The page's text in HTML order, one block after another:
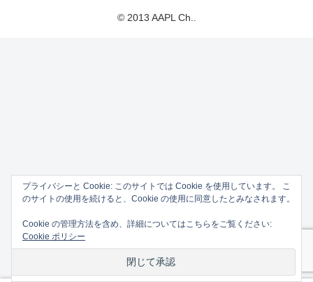
© 2013 AAPL Ch..
プライバシーと Cookie: このサイトでは Cookie を使用しています。 こ
のサイトの使用を続けると、Cookie の使用に同意したとみなされます。
Cookie の管理方法を含め、詳細についてはこちらをご覧ください:
Cookie ポリシー